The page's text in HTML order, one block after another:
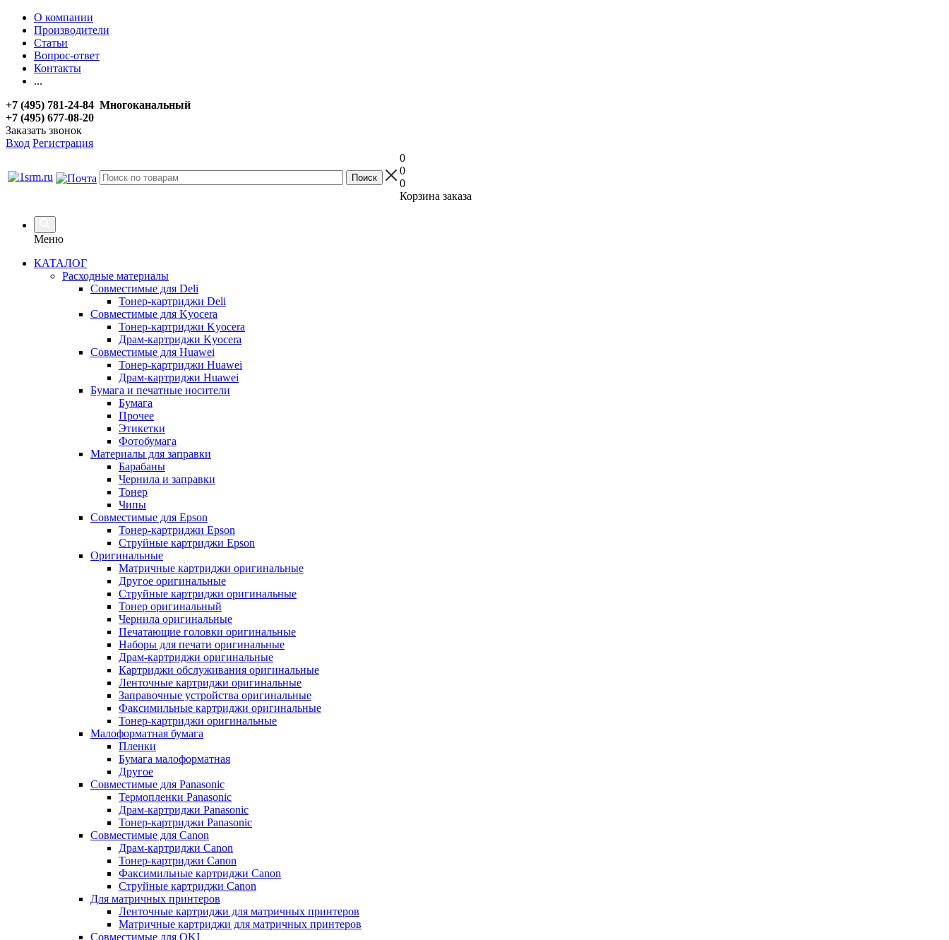
О компании
Производители
Статьи
Вопрос-ответ
Контакты
...
+7 (495) 781-24-84 Многоканальный
+7 (495) 677-08-20
Заказать звонок
Вход Регистрация
0
0
0
Корзина заказа
Меню
КАТАЛОГ
Расходные материалы
Совместимые для Deli
Тонер-картриджи Deli
Совместимые для Kyocera
Тонер-картриджи Kyocera
Драм-картриджи Kyocera
Совместимые для Huawei
Тонер-картриджи Huawei
Драм-картриджи Huawei
Бумага и печатные носители
Бумага
Прочее
Этикетки
Фотобумага
Материалы для заправки
Барабаны
Чернила и заправки
Тонер
Чипы
Совместимые для Epson
Тонер-картриджи Epson
Струйные картриджи Epson
Оригинальные
Матричные картриджи оригинальные
Другое оригинальные
Струйные картриджи оригинальные
Тонер оригинальный
Чернила оригинальные
Печатающие головки оригинальные
Наборы для печати оригинальные
Драм-картриджи оригинальные
Картриджи обслуживания оригинальные
Ленточные картриджи оригинальные
Заправочные устройства оригинальные
Факсимильные картриджи оригинальные
Тонер-картриджи оригинальные
Малоформатная бумага
Пленки
Бумага малоформатная
Другое
Совместимые для Panasonic
Термопленки Panasonic
Драм-картриджи Panasonic
Тонер-картриджи Panasonic
Совместимые для Canon
Драм-картриджи Canon
Тонер-картриджи Canon
Факсимильные картриджи Canon
Струйные картриджи Canon
Для матричных принтеров
Ленточные картриджи для матричных принтеров
Матричные картриджи для матричных принтеров
Совместимые для OKI